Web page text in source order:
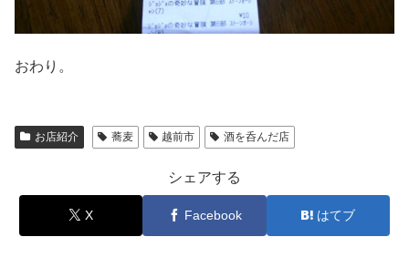
おわり。
お店紹介 蕎麦 越前市 酒を呑んだ店
シェアする
X Facebook はてブ